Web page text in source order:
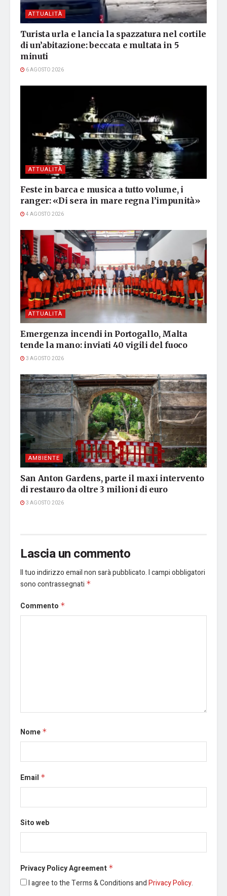
ATTUALITÀ
Turista urla e lancia la spazzatura nel cortile
di un’abitazione: beccata e multata in 5
minuti
6 AGOSTO 2026
ATTUALITÀ
Feste in barca e musica a tutto volume, i
ranger: «Di sera in mare regna l’impunità»
4 AGOSTO 2026
ATTUALITÀ
Emergenza incendi in Portogallo, Malta
tende la mano: inviati 40 vigili del fuoco
3 AGOSTO 2026
AMBIENTE
San Anton Gardens, parte il maxi intervento
di restauro da oltre 3 milioni di euro
3 AGOSTO 2026
Lascia un commento
Il tuo indirizzo email non sarà pubblicato.I campi obbligatori
sono contrassegnati *
Commento *
Nome *
Email *
Sito web
Privacy Policy Agreement *
I agree to the Terms & Conditions andPrivacy Policy.